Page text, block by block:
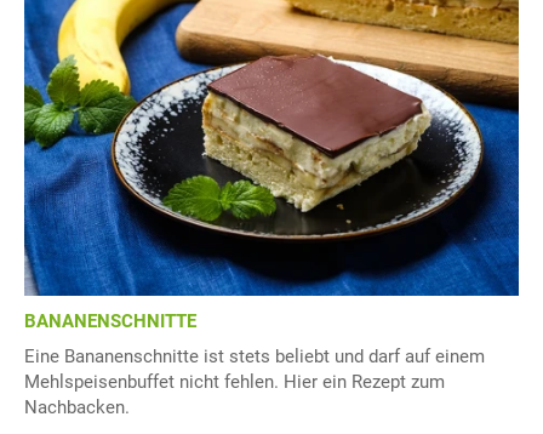
BANANENSCHNITTE
Eine Bananenschnitte ist stets beliebt und darf auf einem
Mehlspeisenbuffet nicht fehlen. Hier ein Rezept zum
Nachbacken.